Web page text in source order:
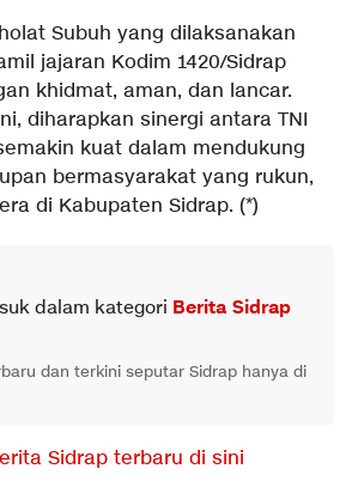
Subuh yang dilaksanakan
jajaran Kodim 1420/Sidrap
khidmat, aman, dan lancar.
diharapkan sinergi antara TNI
kuat dalam mendukung
bermasyarakat yang rukun,
di Kabupaten Sidrap. (*)
dalam kategori Berita Sidrap
dan terkini seputar Sidrap hanya di
Sidrap terbaru di sini